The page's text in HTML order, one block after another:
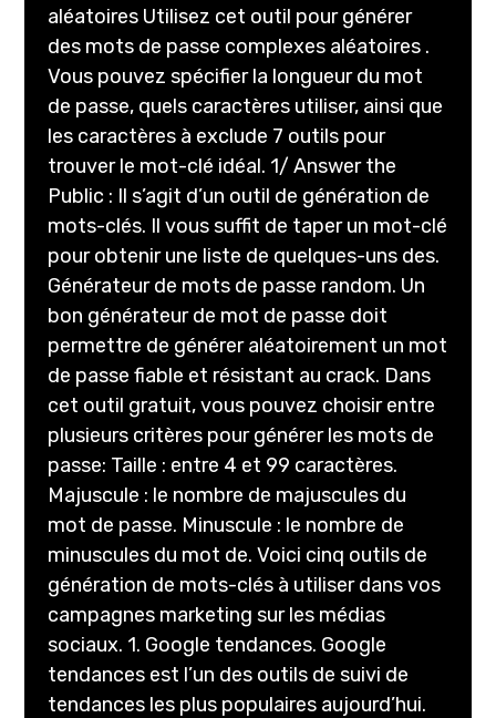
aléatoires Utilisez cet outil pour générer
des mots de passe complexes aléatoires .
Vous pouvez spécifier la longueur du mot
de passe, quels caractères utiliser, ainsi que
les caractères à exclude 7 outils pour
trouver le mot-clé idéal. 1/ Answer the
Public : Il s’agit d’un outil de génération de
mots-clés. Il vous suffit de taper un mot-clé
pour obtenir une liste de quelques-uns des.
Générateur de mots de passe random. Un
bon générateur de mot de passe doit
permettre de générer aléatoirement un mot
de passe fiable et résistant au crack. Dans
cet outil gratuit, vous pouvez choisir entre
plusieurs critères pour générer les mots de
passe: Taille : entre 4 et 99 caractères.
Majuscule : le nombre de majuscules du
mot de passe. Minuscule : le nombre de
minuscules du mot de. Voici cinq outils de
génération de mots-clés à utiliser dans vos
campagnes marketing sur les médias
sociaux. 1. Google tendances. Google
tendances est l’un des outils de suivi de
tendances les plus populaires aujourd’hui.